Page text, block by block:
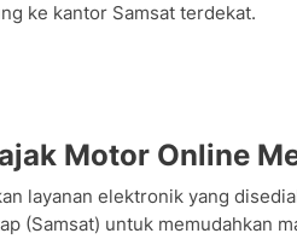
ke kantor Samsat terdekat.
Motor Online
layanan elektronik yang
(Samsat) untuk memudahkan